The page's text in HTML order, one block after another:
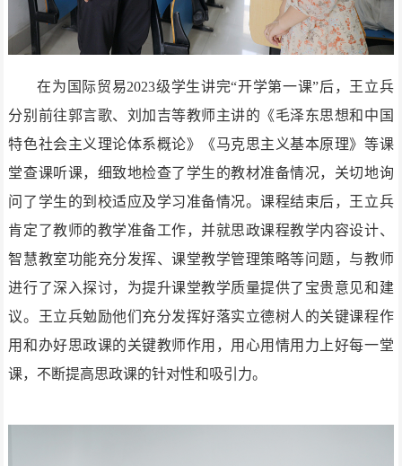
在为国际贸易2023级学生讲完“开学第一课”后，王立兵
分别前往郭言歌、刘加吉等教师主讲的《毛泽东思想和中国
特色社会主义理论体系概论》《马克思主义基本原理》等课
堂查课听课，细致地检查了学生的教材准备情况，关切地询
问了学生的到校适应及学习准备情况。课程结束后，王立兵
肯定了教师的教学准备工作，并就思政课程教学内容设计、
智慧教室功能充分发挥、课堂教学管理策略等问题，与教师
进行了深入探讨，为提升课堂教学质量提供了宝贵意见和建
议。王立兵勉励他们充分发挥好落实立德树人的关键课程作
用和办好思政课的关键教师作用，用心用情用力上好每一堂
课，不断提高思政课的针对性和吸引力。